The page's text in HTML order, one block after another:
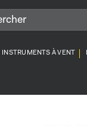
INSTRUMENTS À VENT